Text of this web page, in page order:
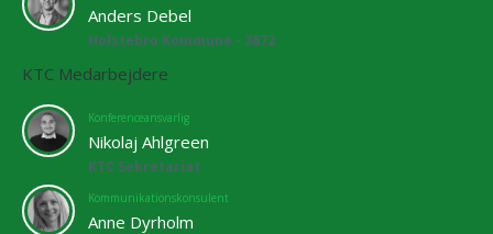
Anders Debel
Holstebro Kommune - 3872
KTC Medarbejdere
Konferenceansvarlig
Nikolaj Ahlgreen
KTC Sekretariat
Kommunikationskonsulent
Anne Dyrholm